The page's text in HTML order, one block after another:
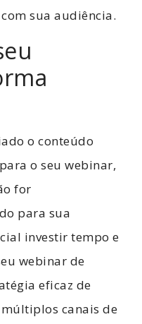
sua audiência.
o conteúdo
o seu webinar,
for
para sua
investir tempo e
webinar de
eficaz de
canais de